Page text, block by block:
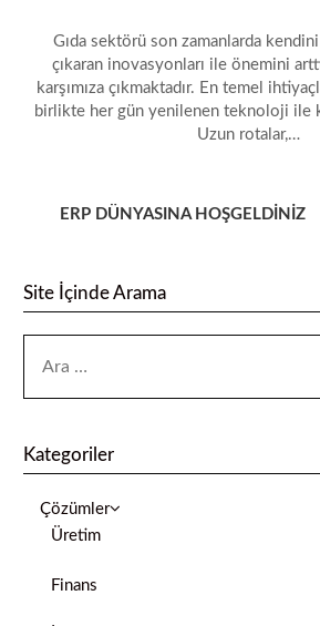
Gıda sektörü son zamanlarda
çıkaran inovasyonları ile önemini
karşımıza çıkmaktadır. En temel
birlikte her gün yenilenen teknoloji ile
Uzun rotalar,…
ERP DÜNYASINA HOŞGELDİNİZ
Site İçinde Arama
Kategoriler
Çözümler
Üretim
Finans